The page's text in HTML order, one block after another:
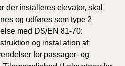
der installeres elevator, skal
og udføres som type 2
med DS/EN 81-70:
og installation af
for passager- og